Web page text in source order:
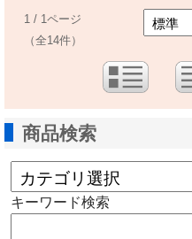
1 / 1ページ
（全14件）
商品検索
キーワード検索